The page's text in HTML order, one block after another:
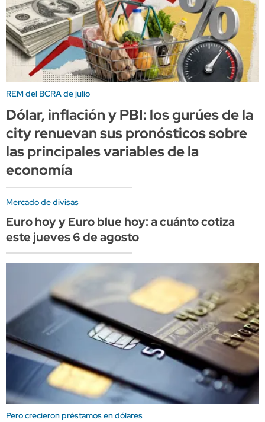
REM del BCRA de julio
Dólar, inflación y PBI: los gurúes de la
city renuevan sus pronósticos sobre
las principales variables de la
economía
Mercado de divisas
Euro hoy y Euro blue hoy: a cuánto cotiza
este jueves 6 de agosto
Pero crecieron préstamos en dólares